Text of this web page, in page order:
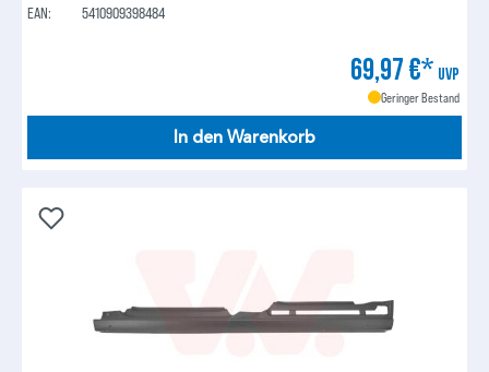
EAN:
5410909398484
69,97 €* UVP
Geringer Bestand
In den Warenkorb